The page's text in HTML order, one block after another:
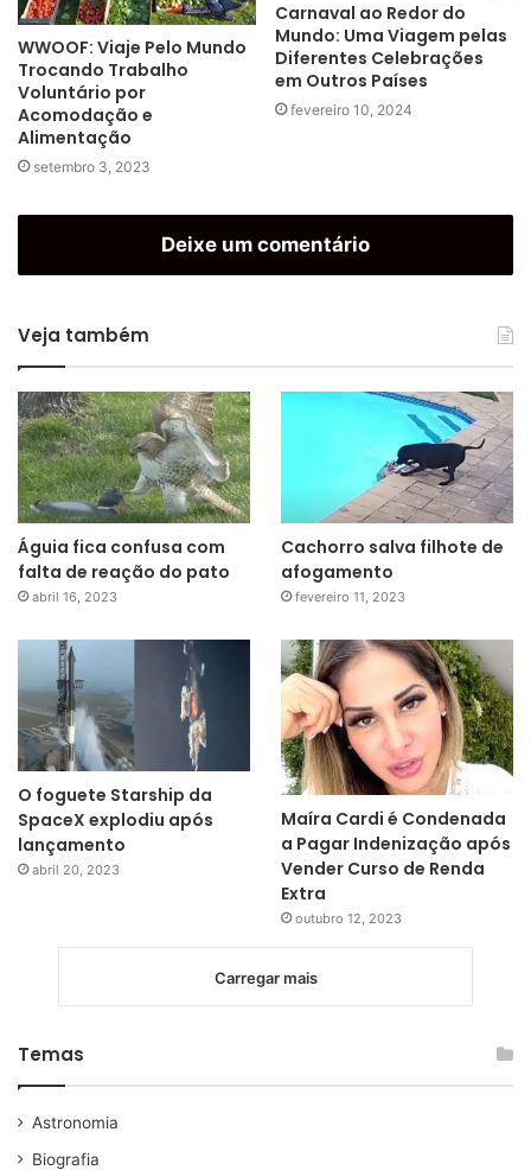
WWOOF: Viaje Pelo Mundo
Trocando Trabalho
Voluntário por
Acomodação e
Alimentação
setembro 3, 2023
Carnaval ao Redor do
Mundo: Uma Viagem pelas
Diferentes Celebrações
em Outros Países
fevereiro 10, 2024
Deixe um comentário
Veja também
Águia fica confusa com
falta de reação do pato
abril 16, 2023
Cachorro salva filhote de
afogamento
fevereiro 11, 2023
O foguete Starship da
SpaceX explodiu após
lançamento
abril 20, 2023
Maíra Cardi é Condenada
a Pagar Indenização após
Vender Curso de Renda
Extra
outubro 12, 2023
Carregar mais
Temas
Astronomia
Biografia